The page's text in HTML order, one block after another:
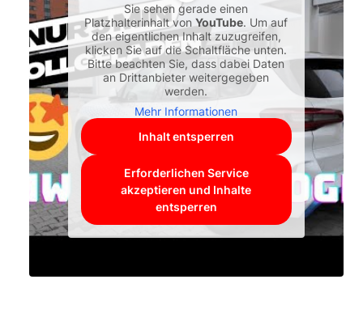
Sie sehen gerade einen
Platzhalterinhalt vonYouTube. Um auf
den eigentlichen Inhalt zuzugreifen,
klicken Sie auf die Schaltfläche unten.
Bitte beachten Sie, dass dabei Daten
an Drittanbieter weitergegeben
werden.
Mehr Informationen
Inhalt entsperren
Erforderlichen Service
akzeptieren und Inhalte
entsperren